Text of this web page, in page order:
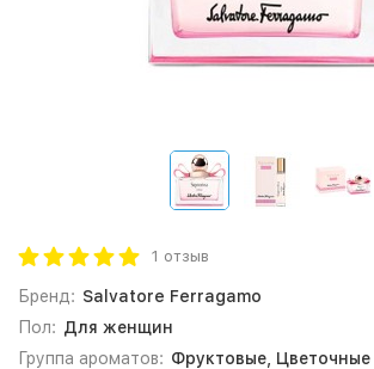
1 отзыв
Бренд: Salvatore Ferragamo
Пол: Для женщин
Группа ароматов: Фруктовые, Цветочные